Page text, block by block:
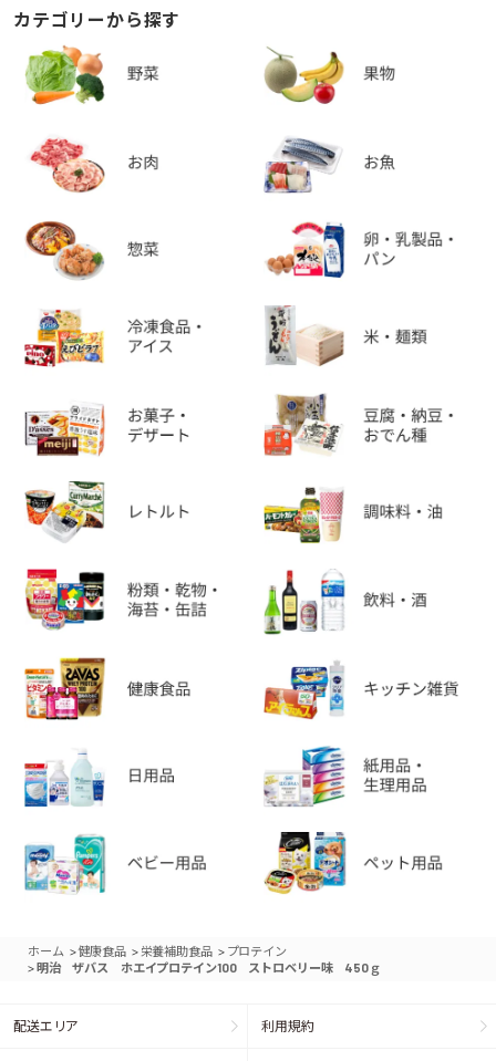
カテゴリーから探す
ホーム >健康食品 > 栄養補助食品 > プロテイン
> 明治 ザバス ホエイプロテイン100 ストロベリー味 450ｇ
配送エリア 利用規約